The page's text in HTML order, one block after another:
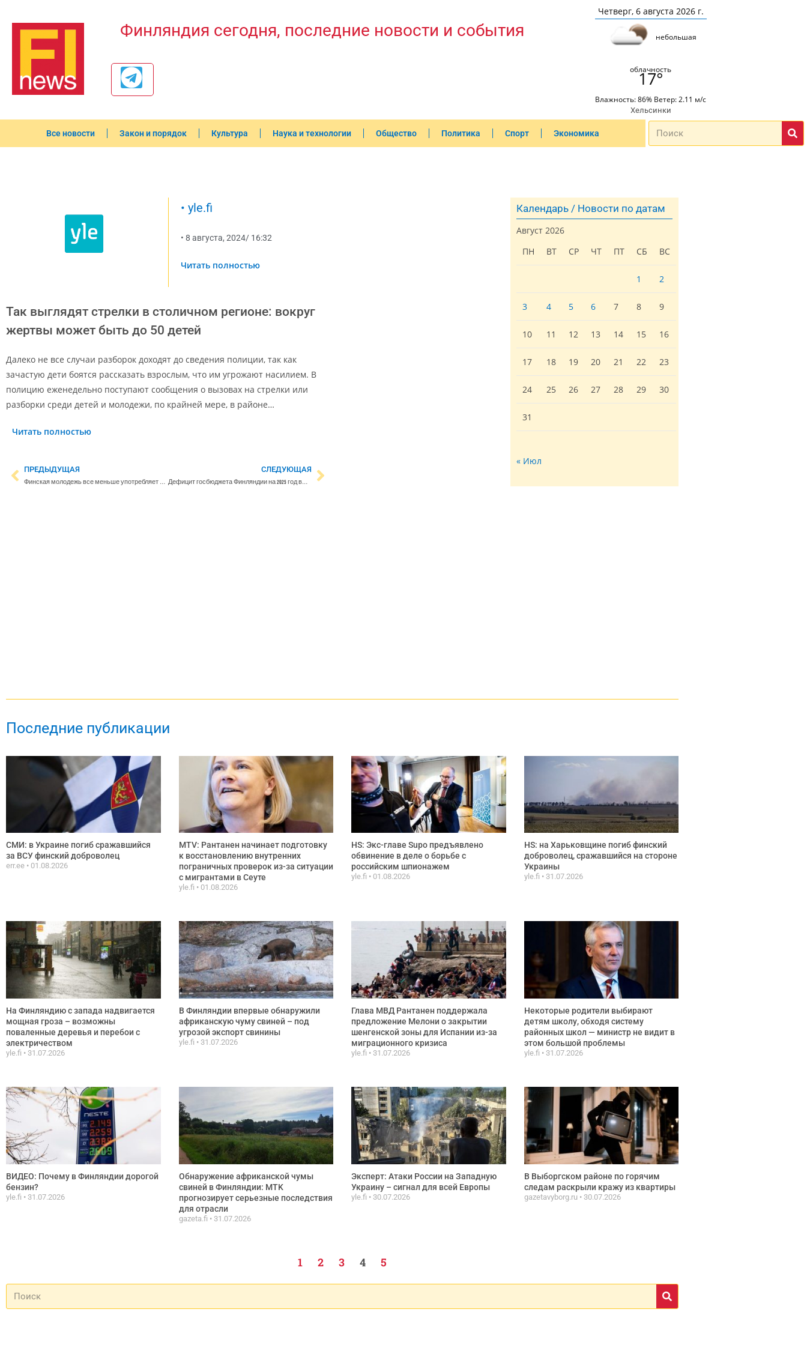
Финляндия сегодня, последние новости и события
Четверг, 6 августа 2026 г.
небольшая
облачность
17°
Влажность: 86% Ветер: 2.11 м/с
Хельсинки
Все новости Закон и порядок Культура Наука и технологии Общество Политика Спорт Экономика
• yle.fi
• 8 августа, 2024/ 16:32
Читать полностью
Так выглядят стрелки в столичном регионе: вокруг
жертвы может быть до 50 детей
Далеко не все случаи разборок доходят до сведения полиции, так как
зачастую дети боятся рассказать взрослым, что им угрожают насилием. В
полицию еженедельно поступают сообщения о вызовах на стрелки или
разборки среди детей и молодежи, по крайней мере, в районе…
Читать полностью
ПРЕДЫДУЩАЯ
Финская молодежь все меньше употребляет алкоголь – электронные сигареты при этом набирают популярность
СЛЕДУЮЩАЯ
Дефицит госбюджета Финляндии на 2025 год вырастет до 12,2 млрд евро. Возросшие траты связаны с расходами на обустройство границы с РФ
Календарь / Новости по датам
Август 2026
ПН
ВТ СР ЧТ ПТ СБ ВС
1 2
3 4 5 6 7 8 9
10 11 12 13 14 15 16
17 18 19 20 21 22 23
24 25 26 27 28 29 30
31
« Июл
Последние публикации
СМИ: в Украине погиб сражавшийся
за ВСУ финский доброволец
err.ee 01.08.2026
MTV: Рантанен начинает подготовку
к восстановлению внутренних
пограничных проверок из-за ситуации
с мигрантами в Сеуте
yle.fi 01.08.2026
HS: Экс-главе Supo предъявлено
обвинение в деле о борьбе с
российским шпионажем
yle.fi 01.08.2026
HS: на Харьковщине погиб финский
доброволец, сражавшийся на стороне
Украины
yle.fi 31.07.2026
На Финляндию с запада надвигается
мощная гроза – возможны
поваленные деревья и перебои с
электричеством
yle.fi 31.07.2026
В Финляндии впервые обнаружили
африканскую чуму свиней – под
угрозой экспорт свинины
yle.fi 31.07.2026
Глава МВД Рантанен поддержала
предложение Мелони о закрытии
шенгенской зоны для Испании из-за
миграционного кризиса
yle.fi 31.07.2026
Некоторые родители выбирают
детям школу, обходя систему
районных школ — министр не видит в
этом большой проблемы
yle.fi 31.07.2026
ВИДЕО: Почему в Финляндии дорогой
бензин?
yle.fi 31.07.2026
Обнаружение африканской чумы
свиней в Финляндии: MTK
прогнозирует серьезные последствия
для отрасли
gazeta.fi 31.07.2026
Эксперт: Атаки России на Западную
Украину – сигнал для всей Европы
yle.fi 30.07.2026
В Выборгском районе по горячим
следам раскрыли кражу из квартиры
gazetavyborg.ru 30.07.2026
1 2 3 4 5